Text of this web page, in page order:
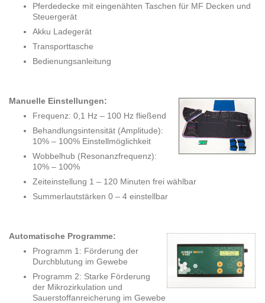
Pferdedecke mit eingenähten Taschen für MF Decken und
Steuergerät
Akku Ladegerät
Transporttasche
Bedienungsanleitung
Manuelle Einstellungen:
Frequenz: 0,1 Hz – 100 Hz fließend
Behandlungsintensität (Amplitude):
10% – 100% Einstellmöglichkeit
Wobbelhub (Resonanzfrequenz):
10% – 100%
Zeiteinstellung 1 – 120 Minuten frei wählbar
Summerlautstärken 0 – 4 einstellbar
Automatische Programme:
Programm 1: Förderung der
Durchblutung im Gewebe
Programm 2: Starke Förderung
der Mikrozirkulation und
Sauerstoffanreicherung im Gewebe